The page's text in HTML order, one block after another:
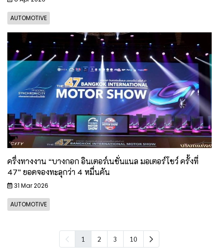
AUTOMOTIVE
ครึ่งทางงาน “บางกอก อินเตอร์เนชั่นแนล มอเตอร์โชว์ ครั้งที่
47” ยอดจองทะลุกว่า 4 หมื่นคัน
31 Mar 2026
AUTOMOTIVE
1 2 3 10